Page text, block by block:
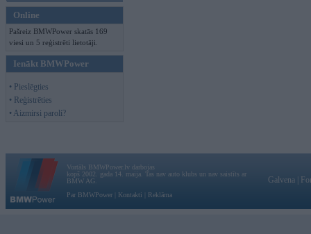
Online
Pašreiz BMWPower skatās 169
viesi un 5 reģistrēti lietotāji.
Ienākt BMWPower
• Pieslēgties
• Reģistrēties
• Aizmirsi paroli?
Vortāls BMWPower.lv darbojas
kopš 2002. gada 14. maija. Tas nav auto klubs un nav saistīts ar
BMW AG.
Par BMWPower
Kontakti Reklāma
Galvena